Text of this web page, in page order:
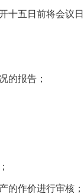
五日前将会议
的报告；
的作价进行审核；